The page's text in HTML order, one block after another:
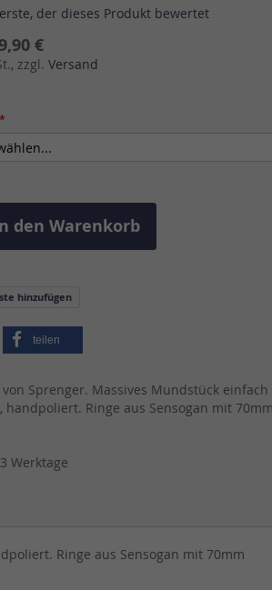
der dieses Produkt bewertet
€
zzgl. Versand
den Warenkorb
hinzufügen
teilen
Sprenger. Massives Mundstück
handpoliert. Ringe aus Sensogan mit 70mm
Werktage
Ringe aus Sensogan mit 70mm